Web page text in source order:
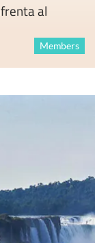
al
Members